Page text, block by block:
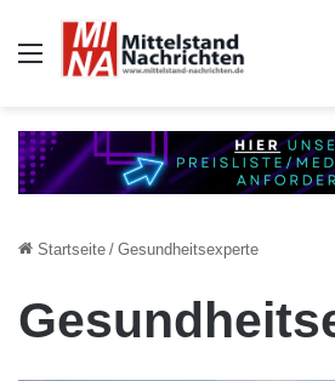
Auswahl
Startseite / Gesundheitsexperte